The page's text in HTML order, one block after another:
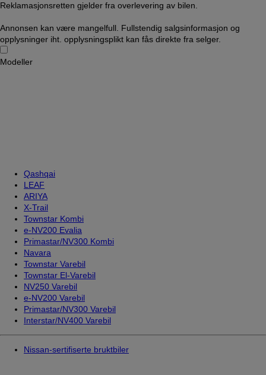
Reklamasjonsretten gjelder fra overlevering av bilen.
Annonsen kan være mangelfull. Fullstendig salgsinformasjon og
opplysninger iht. opplysningsplikt kan fås direkte fra selger.
Modeller
Qashqai
LEAF
ARIYA
X-Trail
Townstar Kombi
e-NV200 Evalia
Primastar/NV300 Kombi
Navara
Townstar Varebil
Townstar El-Varebil
NV250 Varebil
e-NV200 Varebil
Primastar/NV300 Varebil
Interstar/NV400 Varebil
Nissan-sertifiserte bruktbiler